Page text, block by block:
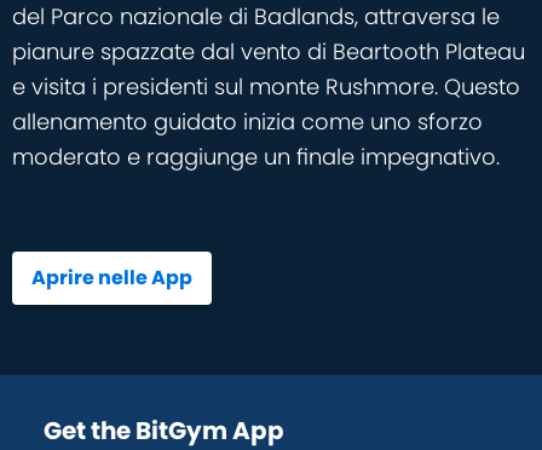
del Parco nazionale di Badlands, attraversa le
pianure spazzate dal vento di Beartooth Plateau
e visita i presidenti sul monte Rushmore. Questo
allenamento guidato inizia come uno sforzo
moderato e raggiunge un finale impegnativo.
Aprire nelle App
Get the BitGym App